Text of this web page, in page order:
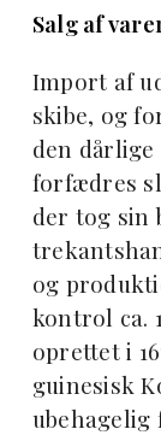
Salg af
Import af
skibe, og
den
forfædres
der tog sin
og
kontrol ca.
oprettet i
guinesisk